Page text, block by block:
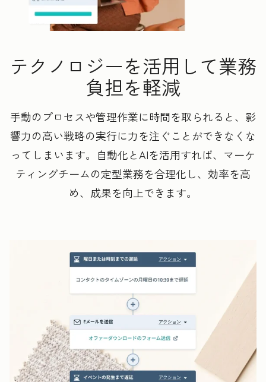
テクノロジーを活用して業務
負担を軽減
手動のプロセスや管理作業に時間を取られると、影
響力の高い戦略の実行に力を注ぐことができなくな
ってしまいます。自動化とAIを活用すれば、マーケ
ティングチームの定型業務を合理化し、効率を高
め、成果を向上できます。